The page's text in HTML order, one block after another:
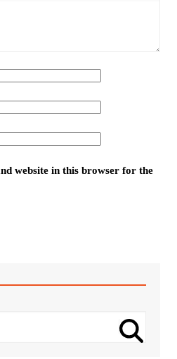
website in this browser for the